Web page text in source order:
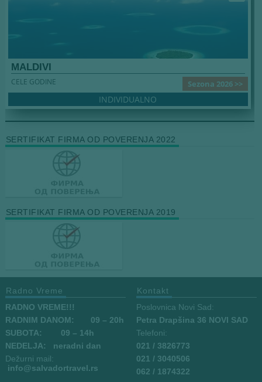
MALDIVI
Sezona 2026 >>
CELE GODINE
INDIVIDUALNO
SERTIFIKAT FIRMA OD POVERENJA 2022
SERTIFIKAT FIRMA OD POVERENJA 2019
Radno Vreme
RADNO VREME!!!
RADNIM DANOM:
09 – 20h
SUBOTA: 09 – 14h
NEDELJA: neradni dan
Dežurni mail:
info@salvadortravel.rs
Kontakt
Poslovnica Novi Sad:
Petra Drapšina 36 NOVI SAD
Telefoni:
021 / 3826773
021 / 3040506
062 / 1874322